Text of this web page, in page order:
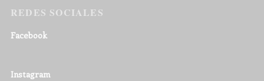
REDES SOCIALES
Facebook
Instagram